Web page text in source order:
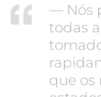
— Nós
todas
que os